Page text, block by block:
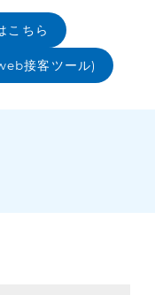
ちら
接客ツール)